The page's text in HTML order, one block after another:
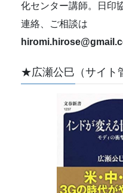
化センター講師。日印
連絡、ご相談は
★広瀬公巳（サイト